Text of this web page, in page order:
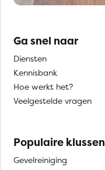
Ga snel naar
Diensten
Kennisbank
Hoe werkt het?
Veelgestelde vragen
Populaire klussen
Gevelreiniging